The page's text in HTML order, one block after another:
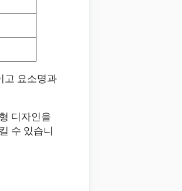
고 요소명과
디자인을
수 있습니